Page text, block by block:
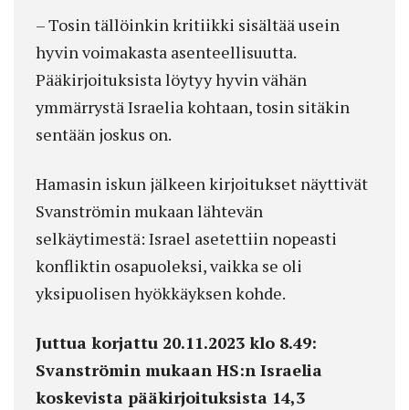
– Tosin tällöinkin kritiikki sisältää usein
hyvin voimakasta asenteellisuutta.
Pääkirjoituksista löytyy hyvin vähän
ymmärrystä Israelia kohtaan, tosin sitäkin
sentään joskus on.
Hamasin iskun jälkeen kirjoitukset näyttivät
Svanströmin mukaan lähtevän
selkäytimestä: Israel asetettiin nopeasti
konfliktin osapuoleksi, vaikka se oli
yksipuolisen hyökkäyksen kohde.
Juttua korjattu 20.11.2023 klo 8.49:
Svanströmin mukaan HS:n Israelia
koskevista pääkirjoituksista 14,3